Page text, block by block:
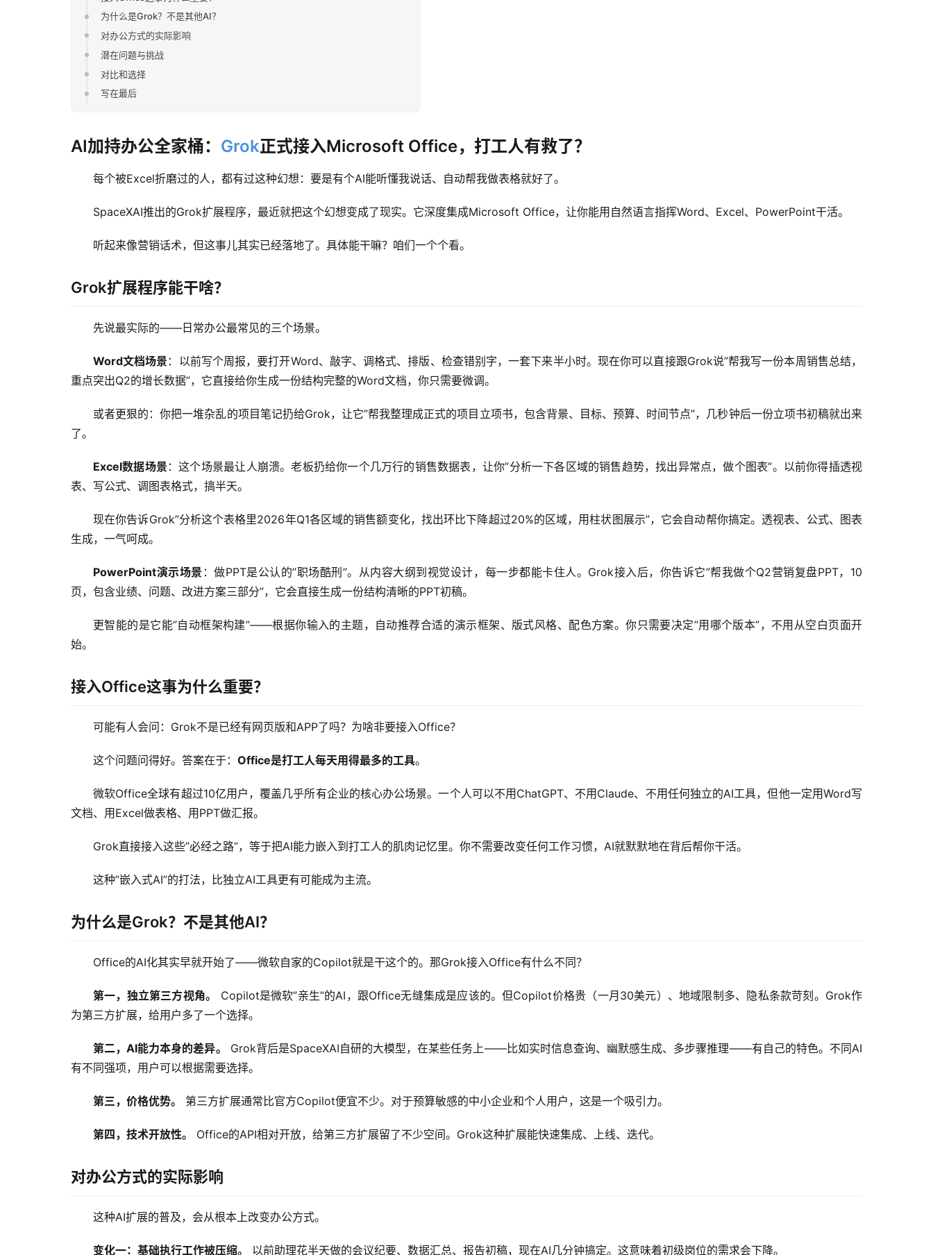
为什么是Grok？不是其他AI？
对办公方式的实际影响
潜在问题与挑战
对比和选择
写在最后
AI加持办公全家桶： Grok正式接入Microsoft Office，打工人有救了？
每个被Excel折磨过的人，都有过这种幻想：要是有个AI能听懂我说话、自动帮我做表格就好了。
SpaceXAI推出的Grok扩展程序，最近就把这个幻想变成了现实。它深度集成Microsoft Office，让你能用自然语言指挥Word、Excel、PowerPoint干活。
听起来像营销话术，但这事儿其实已经落地了。具体能干嘛？咱们一个个看。
Grok扩展程序能干啥？
先说最实际的——日常办公最常见的三个场景。
Word文档场景 ：以前写个周报，要打开Word、敲字、调格式、排版、检查错别字，一套下来半小时。现在你可以直接跟Grok说”帮我写一份本周销售总结，
重点突出Q2的增长数据”，它直接给你生成一份结构完整的Word文档，你只需要微调。
或者更狠的：你把一堆杂乱的项目笔记扔给Grok，让它”帮我整理成正式的项目立项书，包含背景、目标、预算、时间节点”，几秒钟后一份立项书初稿就出来
了。
Excel数据场景 ：这个场景最让人崩溃。老板扔给你一个几万行的销售数据表，让你”分析一下各区域的销售趋势，找出异常点，做个图表”。以前你得插透视
表、写公式、调图表格式，搞半天。
现在你告诉Grok”分析这个表格里2026年Q1各区域的销售额变化，找出环比下降超过20%的区域，用柱状图展示”，它会自动帮你搞定。透视表、公式、图表
生成，一气呵成。
PowerPoint演示场景 ：做PPT是公认的”职场酷刑”。从内容大纲到视觉设计，每一步都能卡住人。Grok接入后，你告诉它”帮我做个Q2营销复盘PPT，10
页，包含业绩、问题、改进方案三部分”，它会直接生成一份结构清晰的PPT初稿。
更智能的是它能”自动框架构建”——根据你输入的主题，自动推荐合适的演示框架、版式风格、配色方案。你只需要决定”用哪个版本”，不用从空白页面开
始。
接入Office这事为什么重要？
可能有人会问：Grok不是已经有网页版和APP了吗？为啥非要接入Office？
这个问题问得好。答案在于： Office是打工人每天用得最多的工具。
微软Office全球有超过10亿用户，覆盖几乎所有企业的核心办公场景。一个人可以不用ChatGPT、不用Claude、不用任何独立的AI工具，但他一定用Word写
文档、用Excel做表格、用PPT做汇报。
Grok直接接入这些”必经之路”，等于把AI能力嵌入到打工人的肌肉记忆里。你不需要改变任何工作习惯，AI就默默地在背后帮你干活。
这种”嵌入式AI”的打法，比独立AI工具更有可能成为主流。
为什么是Grok？不是其他AI？
Office的AI化其实早就开始了——微软自家的Copilot就是干这个的。那Grok接入Office有什么不同？
第一，独立第三方视角。
Copilot是微软”亲生”的AI，跟Office无缝集成是应该的。但Copilot价格贵（一月30美元）、地域限制多、隐私条款苛刻。Grok作
为第三方扩展，给用户多了一个选择。
第二，AI能力本身的差异。
Grok背后是SpaceXAI自研的大模型，在某些任务上——比如实时信息查询、幽默感生成、多步骤推理——有自己的特色。不同AI
有不同强项，用户可以根据需要选择。
第三，价格优势。 第三方扩展通常比官方Copilot便宜不少。对于预算敏感的中小企业和个人用户，这是一个吸引力。
第四，技术开放性。 Office的API相对开放，给第三方扩展留了不少空间。Grok这种扩展能快速集成、上线、迭代。
对办公方式的实际影响
这种AI扩展的普及，会从根本上改变办公方式。
变化一：基础执行工作被压缩。 以前助理花半天做的会议纪要、数据汇总、报告初稿，现在AI几分钟搞定。这意味着初级岗位的需求会下降。